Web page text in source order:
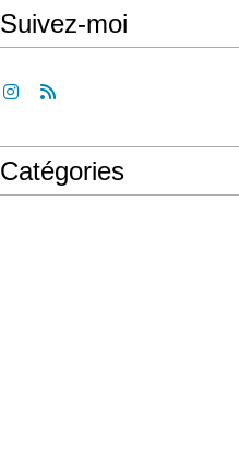
Suivez-moi
Catégories